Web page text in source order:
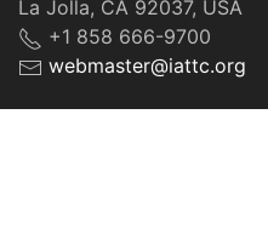
La Jolla, CA 92037, USA
+1 858 666-9700
webmaster@iattc.org